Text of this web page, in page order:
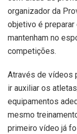
organizador da
objetivo é
mantenham no
competições.
Através de vídeos
ir auxiliar os
equipamentos
mesmo
primeiro vídeo já